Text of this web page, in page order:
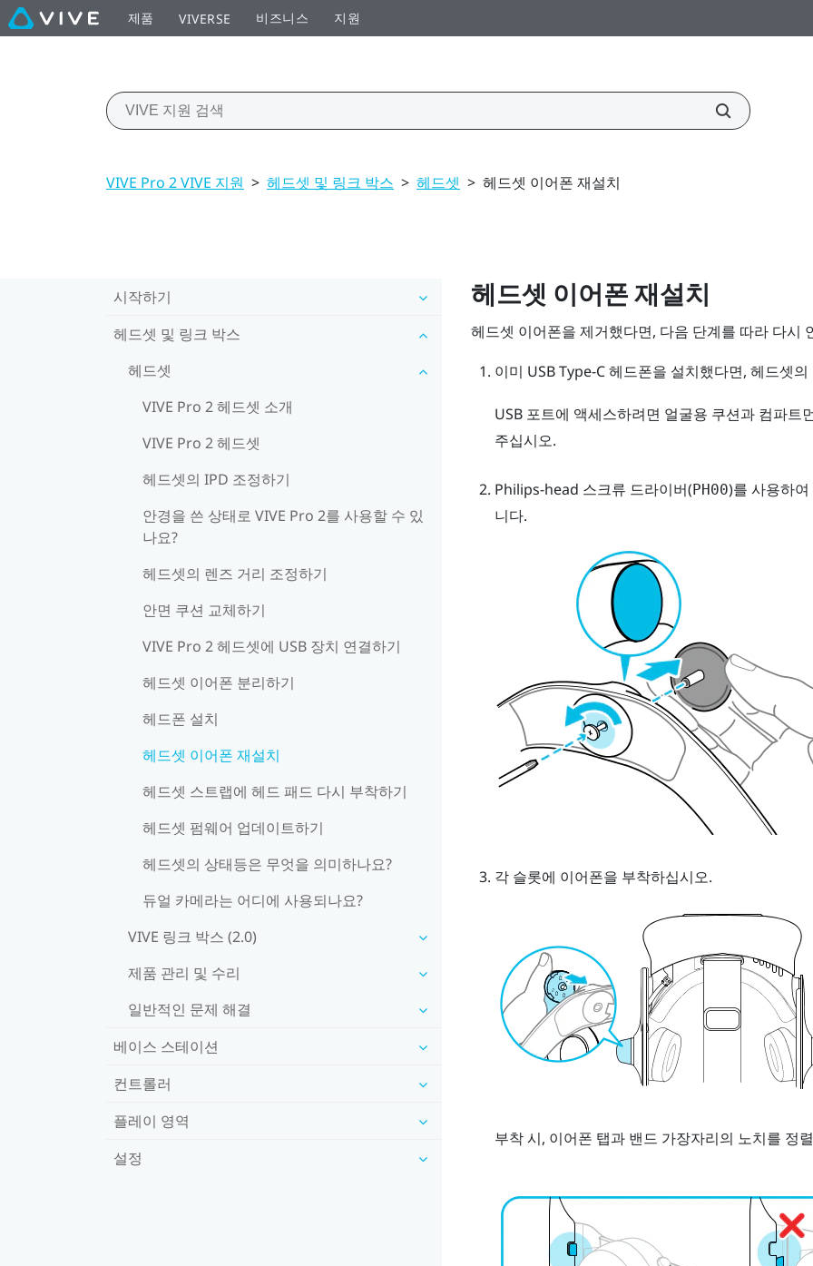
제품 VIVERSE 비즈니스 지원
VIVE Pro 2 VIVE 지원 > 헤드셋 및 링크 박스 > 헤드셋 > 헤드셋 이어폰 재설치
시작하기
헤드셋 및 링크 박스
헤드셋
VIVE Pro 2 헤드셋 소개
VIVE Pro 2 헤드셋
헤드셋의 IPD 조정하기
안경을 쓴 상태로 VIVE Pro 2를 사용할 수 있
나요?
헤드셋의 렌즈 거리 조정하기
안면 쿠션 교체하기
VIVE Pro 2 헤드셋에 USB 장치 연결하기
헤드셋 이어폰 분리하기
헤드폰 설치
헤드셋 이어폰 재설치
헤드셋 스트랩에 헤드 패드 다시 부착하기
헤드셋 펌웨어 업데이트하기
헤드셋의 상태등은 무엇을 의미하나요?
듀얼 카메라는 어디에 사용되나요?
VIVE 링크 박스 (2.0)
제품 관리 및 수리
일반적인 문제 해결
베이스 스테이션
컨트롤러
플레이 영역
설정
헤드셋 이어폰 재설치
헤드셋 이어폰을 제거했다면, 다음 단계를 따라 다시
이미 USB Type-C헤드폰을 설치했다면, 헤드셋의
USB 포트에 액세스하려면 얼굴용 쿠션과 컴파트
주십시오.
Philips-head 스크류 드라이버(PH00)를 사용하
니다.
각 슬롯에 이어폰을 부착하십시오.
부착 시, 이어폰 탭과 밴드 가장자리의 노치를 정